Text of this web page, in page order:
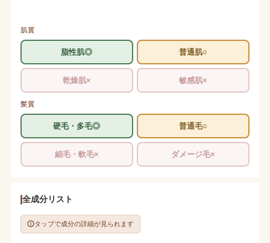
肌質
脂性肌◎ 普通肌○
乾燥肌× 敏感肌×
髪質
硬毛・多毛◎ 普通毛○
細毛・軟毛× ダメージ毛×
全成分リスト
タップで成分の詳細が見られます